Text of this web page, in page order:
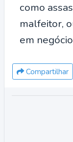
como
malfeitor,
em
Compartilhar